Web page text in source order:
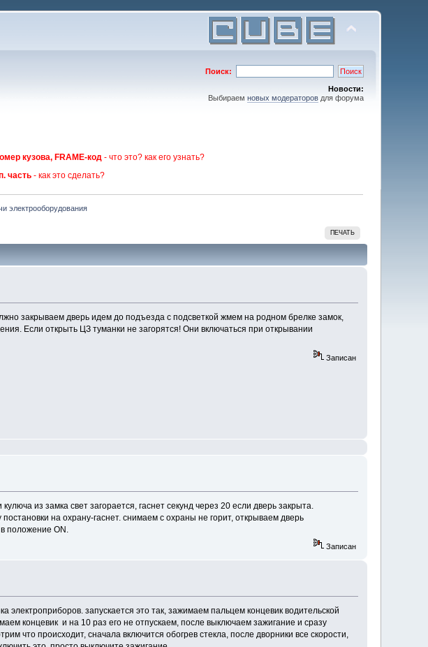
Поиск:
Новости:
Выбираем новых модераторовдля форума
кузова, FRAME-код - что это? как его узнать?
часть - как это сделать?
электрооборудования
ПЕЧАТЬ
закрываем дверь идем до подъезда с подсветкой жмем на родном брелке замок,
Если открыть ЦЗ туманки не загорятся! Они включаться при открывании
Записан
из замка свет загорается, гаснет секунд через 20 если дверь закрыта.
на охрану-гаснет. снимаем с охраны не горит, открываем дверь
в положение ON.
Записан
электроприборов. запускается это так, зажимаем пальцем концевик водительской
концевик и на 10 раз его не отпускаем, после выключаем зажигание и сразу
что происходит, сначала включится обогрев стекла, после дворники все скорости,